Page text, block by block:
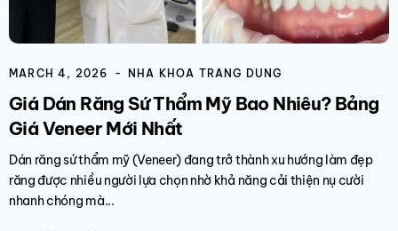
MARCH 4, 2026 NHA KHOA TRANG DUNG
Giá Dán Răng Sứ Thẩm Mỹ​ Bao Nhiêu? Bảng
Giá Veneer Mới Nhất
Dán răng sứ thẩm mỹ (Veneer) đang trở thành xu hướng làm đẹp
răng được nhiều người lựa chọn nhờ khả năng cải thiện nụ cười
nhanh chóng mà...